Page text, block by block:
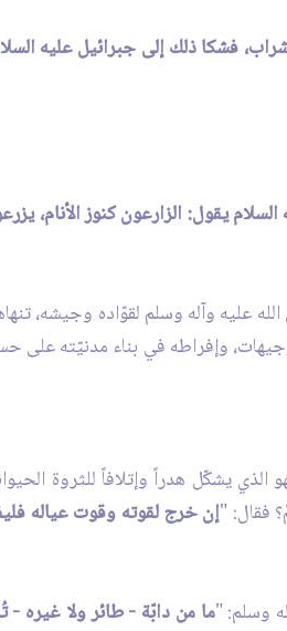
فشكا ذلك إلى جبرائيل عليه
يقول: الزارعون كنوز الأنام،
عليه وآله وسلم لقوّاده وجيشه،
وإفراطه في بناء مدنيّته على
الذي يشكّل هدراً وإتلافاً للثروة
فقال: "إن خرج لقوته وقوت عياله
وسلم: "ما من دابّة - طائر ولا غيره -